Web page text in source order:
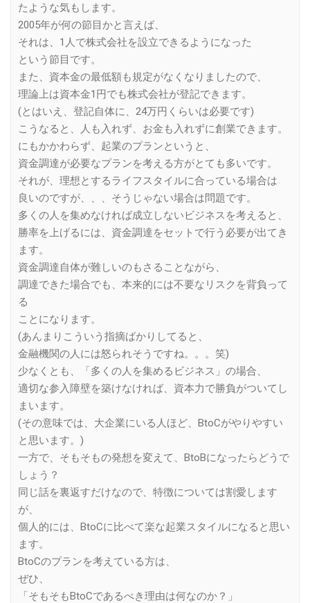
たような気もします。
2005年が何の節目かと言えば、
それは、1人で株式会社を設立できるようになった
という節目です。
また、資本金の最低額も規定がなくなりましたので、
理論上は資本金1円でも株式会社が登記できます。
(とはいえ、登記自体に、24万円くらいは必要です)
こうなると、人も入れず、お金も入れずに創業できます。
にもかかわらず、起業のプランというと、
資金調達が必要なプランを考える方がとても多いです。
それが、理想とするライフスタイルに合っている場合は
良いのですが、、、そうじゃない場合は問題です。
多くの人を集めなければ成立しないビジネスを考えると、
勝率を上げるには、資金調達をセットで行う必要が出てき
ます。
資金調達自体が難しいのもさることながら、
調達できた場合でも、本来的には不要なリスクを背負って
る
ことになります。
(あんまりこういう指摘ばかりしてると、
金融機関の人には怒られそうですね。。。笑)
少なくとも、「多くの人を集めるビジネス」の場合、
適切な参入障壁を築けなければ、資本力で勝負がついてし
まいます。
(その意味では、大企業にいる人ほど、BtoCがやりやすい
と思います。)
一方で、そもそもの発想を変えて、BtoBになったらどうで
しょう？
同じ話を裏返すだけなので、特徴については割愛します
が、
個人的には、BtoCに比べて楽な起業スタイルになると思い
ます。
BtoCのプランを考えている方は、
ぜひ、
「そもそもBtoCであるべき理由は何なのか？」